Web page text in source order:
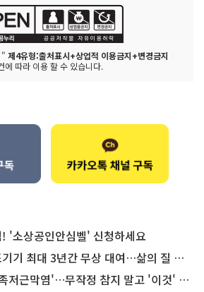
" 제4유형:출처표시+상업적 이용금지+변경금지
에 따라 이용 할 수 있습니다.
'소상공인안심벨' 신청하세요
최대 3년간 무상 대여…삶의 질 높인다
막염'…무작정 참지 말고 '이것' 해보세요!